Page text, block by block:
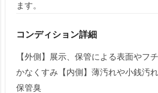
ます。
コンディション詳細
【外側】展示、保管による表面やフ
かなくすみ【内側】薄汚れや小銭汚
保管臭